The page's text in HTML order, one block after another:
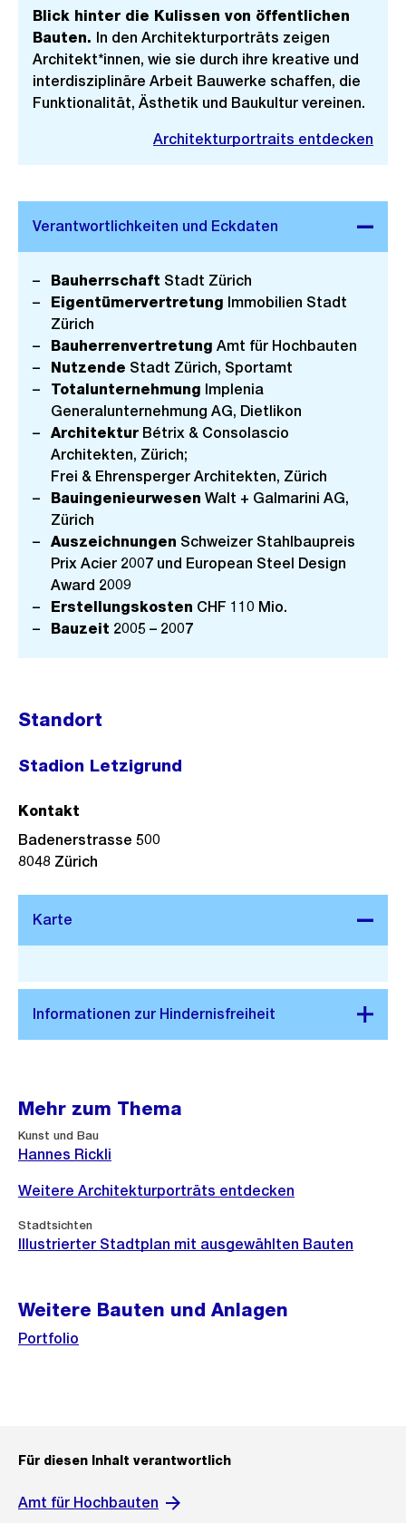
Blick hinter die Kulissen von öffentlichen
Bauten. In den Architekturporträts zeigen
Architekt*innen, wie sie durch ihre kreative und
interdisziplinäre Arbeit Bauwerke schaffen, die
Funktionalität, Ästhetik und Baukultur vereinen.
Architekturportraits entdecken
Bauherrschaft Stadt Zürich
Eigentümervertretung Immobilien Stadt
Zürich
Bauherrenvertretung Amt für Hochbauten
Nutzende Stadt Zürich, Sportamt
Totalunternehmung Implenia
Generalunternehmung AG, Dietlikon
Architektur Bétrix & Consolascio
Architekten, Zürich;
Frei & Ehrensperger Architekten, Zürich
Bauingenieurwesen Walt + Galmarini AG,
Zürich
Auszeichnungen Schweizer Stahlbaupreis
Prix Acier 2007 und European Steel Design
Award 2009
Erstellungskosten CHF 110 Mio.
Bauzeit 2005 – 2007
Standort
Stadion Letzigrund
Stadtplan 3D
Kontakt
Badenerstrasse 500
8048 Zürich
Mehr zum Thema
Kunst und Bau
Hannes Rickli
Weitere Architekturporträts entdecken
Stadtsichten
Illustrierter Stadtplan mit ausgewählten Bauten
Weitere Bauten und Anlagen
Portfolio
Für diesen Inhalt verantwortlich
Amt für Hochbauten